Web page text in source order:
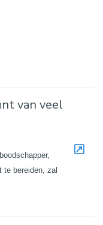
van veel
te bereiden, zal